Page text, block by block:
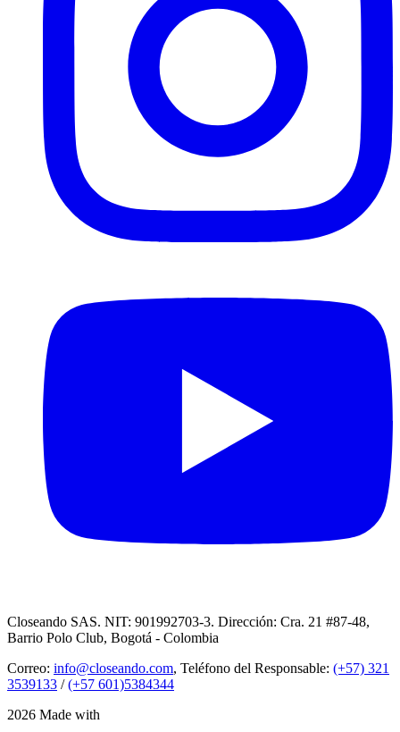
Closeando SAS. NIT: 901992703-3. Dirección: Cra. 21 #87-48,
Barrio Polo Club, Bogotá - Colombia
Correo: info@closeando.com, Teléfono del Responsable: (+57) 321
3539133 /(+57 601)5384344
2026 Made with